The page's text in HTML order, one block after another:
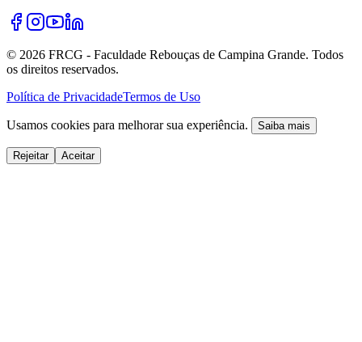
© 2026 FRCG - Faculdade Rebouças de Campina Grande. Todos
os direitos reservados.
Política de PrivacidadeTermos de Uso
Usamos cookies para melhorar sua experiência. Saiba mais
Rejeitar Aceitar